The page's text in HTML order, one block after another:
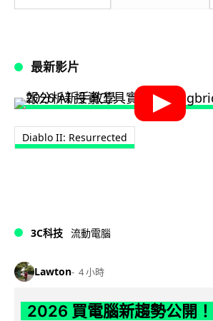
最新影片
Diablo II: Resurrected
3C科技 流動電腦
Lawton 4 小時
2026 買電腦新趨勢公開